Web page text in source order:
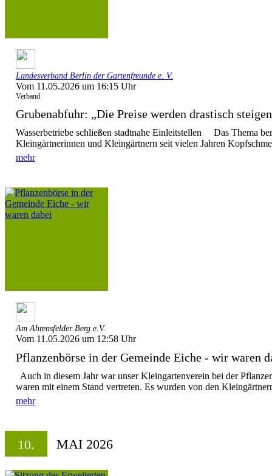
Landesverband Berlin der Gartenfreunde e. V.
Vom 11.05.2026 um 16:15 Uhr
Verband
Grubenabfuhr: „Die Preise werden drastisch
Wasserbetriebe schließen stadtnahe Einleitstellen Das Thema
Kleingärtnerinnen und Kleingärtnern seit vielen Jahren
mehr
Am Ahrensfelder Berg e.V.
Vom 11.05.2026 um 12:58 Uhr
Pflanzenbörse in der Gemeinde Eiche - wir waren
Auch in diesem Jahr war unser Kleingartenverein bei der
waren mit einem Stand vertreten. Es wurden von den
mehr
10. MAI 2026